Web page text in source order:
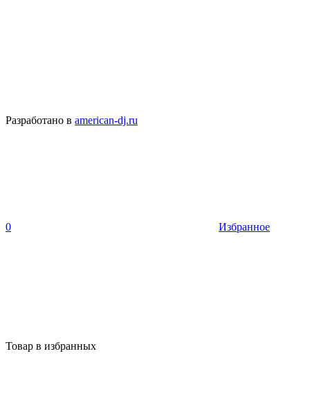
Разработано в american-dj.ru
0 Избранное
Товар в избранных